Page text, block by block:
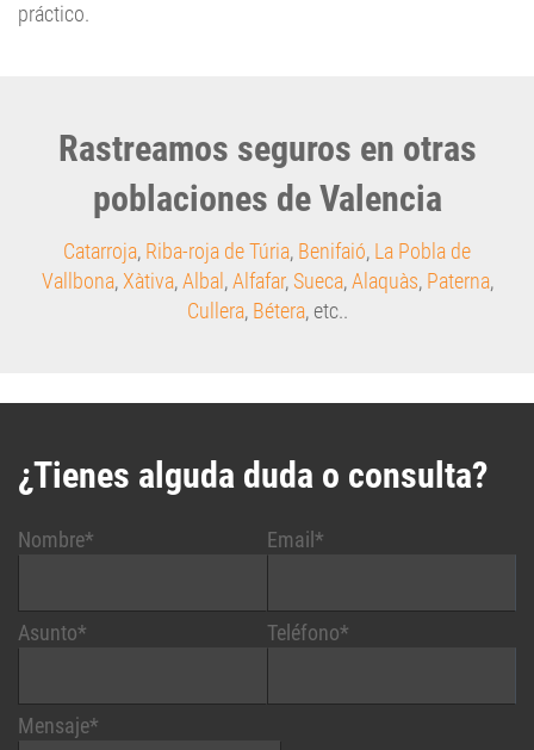
práctico.
Rastreamos seguros en otras
poblaciones de Valencia
Catarroja, Riba-roja de Túria, Benifaió, La Pobla de
Vallbona,Xàtiva,Albal ,Alfafar, Sueca,Alaquàs, Paterna,
Cullera, Bétera, etc..
¿Tienes alguda duda o consulta?
Nombre*
Asunto*
Email*
Teléfono*
Mensaje*